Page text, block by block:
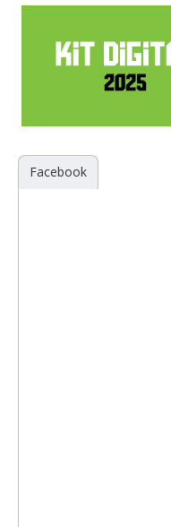
Facebook